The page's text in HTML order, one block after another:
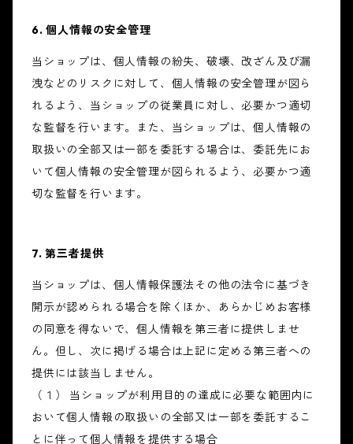
6. 個人情報の安全管理
当ショップは、個人情報の紛失、破壊、改ざん及び漏
洩などのリスクに対して、個人情報の安全管理が図ら
れるよう、当ショップの従業員に対し、必要かつ適切
な監督を行います。また、当ショップは、個人情報の
取扱いの全部又は一部を委託する場合は、委託先にお
いて個人情報の安全管理が図られるよう、必要かつ適
切な監督を行います。
7. 第三者提供
当ショップは、個人情報保護法その他の法令に基づき
開示が認められる場合を除くほか、あらかじめお客様
の同意を得ないで、個人情報を第三者に提供しませ
ん。但し、次に掲げる場合は上記に定める第三者への
提供には該当しません。
（１） 当ショップが利用目的の達成に必要な範囲内に
おいて個人情報の取扱いの全部又は一部を委託するこ
とに伴って個人情報を提供する場合